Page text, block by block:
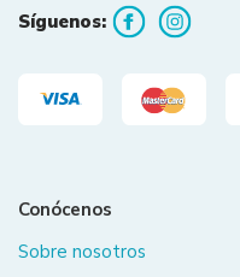
Síguenos:
Conócenos
Sobre nosotros